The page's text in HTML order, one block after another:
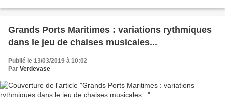
Grands Ports Maritimes : variations rythmiques
dans le jeu de chaises musicales...
Publié le 13/03/2019 à 10:02
Par Verdevase